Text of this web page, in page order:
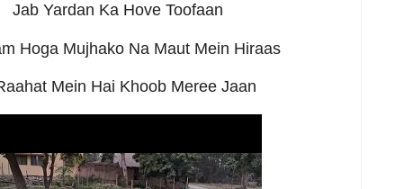
Jab Yardan Ka Hove Toofaan
Hoga Mujhako Na Maut Mein Hiraas
Mein Hai Khoob Meree Jaan